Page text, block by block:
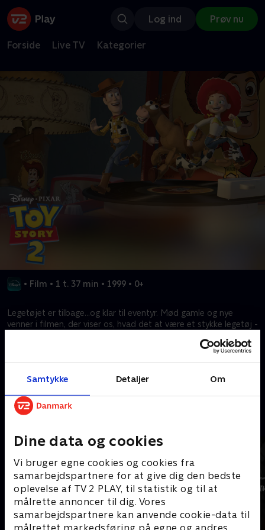
Samtykke Detaljer Om
Dine data og cookies
Vi bruger egne cookies og cookies fra
samarbejdspartnere for at give dig den bedste
oplevelse af TV 2 PLAY, til statistik og til at
målrette annoncer til dig. Vores
samarbejdspartnere kan anvende cookie-data til
Log ind Prøv nu
Forside Live TV Kategorier
• Film • 1 t. 37 min • 1999 • 0+
Legetøjet er tilbage…og klar til eventyr. Mød gamle og nye
venner i filmen, der viser os, hvad det at være et stykke legetøj -
Kræver tilkøb